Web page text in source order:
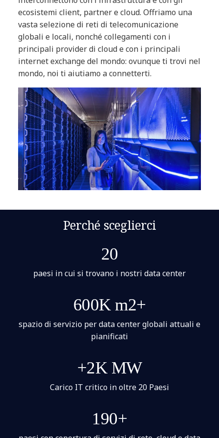
ecosistemi client, partner e cloud. Offriamo una
vasta selezione di reti di telecomunicazione
globali e locali, nonché collegamenti con i
principali provider di cloud e con i principali
internet exchange del mondo: ovunque ti trovi nel
mondo, noi ti aiutiamo a connetterti.
Perché sceglierci
20
paesi in cui si trovano i nostri data center
600K m2+
spazio di servizio per data center globali attuali e
pianificati
+2K MW
Carico IT critico in oltre 20 Paesi
190+